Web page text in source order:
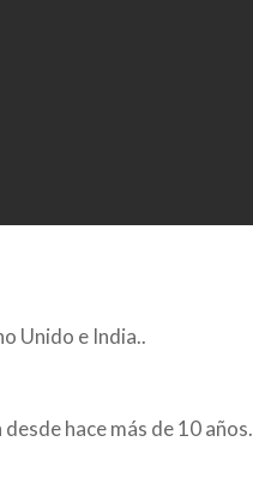
Unido e India..
hace más de 10 años.